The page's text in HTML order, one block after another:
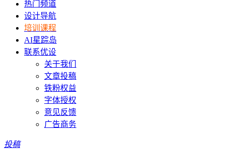
热门频道
设计导航
培训课程
AI星踪岛
联系优设
关于我们
文章投稿
铁粉权益
字体授权
意见反馈
广告商务
投稿